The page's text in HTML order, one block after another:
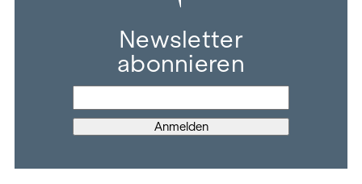
Newsletter
abonnieren